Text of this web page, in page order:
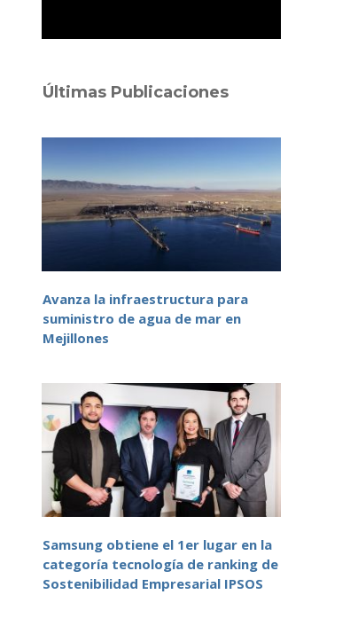
Últimas Publicaciones
Avanza la infraestructura para
suministro de agua de mar en
Mejillones
Samsung obtiene el 1er lugar en la
categoría tecnología de ranking de
Sostenibilidad Empresarial IPSOS